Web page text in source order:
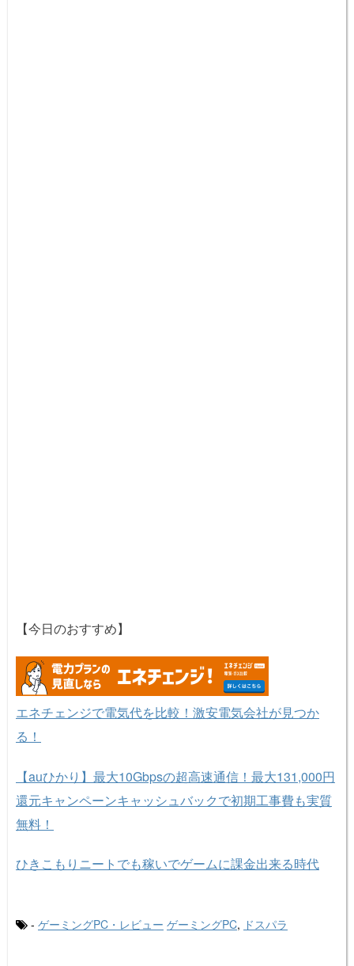
【今日のおすすめ】
エネチェンジで電気代を比較！激安電気会社が見つか
る！
【auひかり】最大10Gbpsの超高速通信！最大131,000円
還元キャンペーンキャッシュバックで初期工事費も実質
無料！
ひきこもりニートでも稼いでゲームに課金出来る時代
- ゲーミングPC・レビュー ゲーミングPC, ドスパラ